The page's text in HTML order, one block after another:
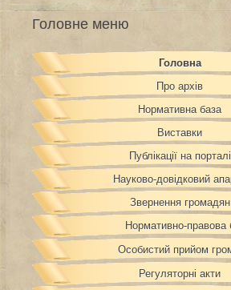
Головне меню
Головна
Про архів
Нормативна база
Виставки
Публікації на порталі
Науково-довідковий
Звернення громадян
Нормативно-правова
Особистий прийом
Регуляторні акти